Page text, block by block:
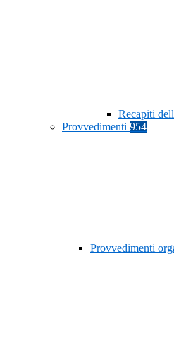
Recapiti
Provvedimenti 954
Provvedimenti